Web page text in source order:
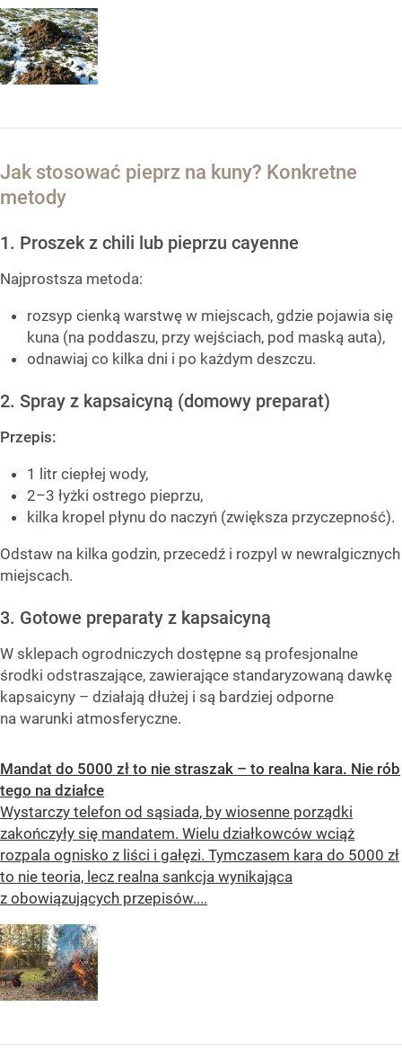
Jak stosować pieprz na kuny? Konkretne
metody
1. Proszek z chili lub pieprzu cayenne
Najprostsza metoda:
rozsyp cienką warstwę w miejscach, gdzie pojawia się
kuna (na poddaszu, przy wejściach, pod maską auta),
odnawiaj co kilka dni i po każdym deszczu.
2. Spray z kapsaicyną (domowy preparat)
Przepis:
1 litr ciepłej wody,
2–3 łyżki ostrego pieprzu,
kilka kropel płynu do naczyń (zwiększa przyczepność).
Odstaw na kilka godzin, przecedź i rozpyl w newralgicznych
miejscach.
3. Gotowe preparaty z kapsaicyną
W sklepach ogrodniczych dostępne są profesjonalne
środki odstraszające, zawierające standaryzowaną dawkę
kapsaicyny – działają dłużej i są bardziej odporne
na warunki atmosferyczne.
Mandat do 5000 zł to nie straszak – to realna kara. Nie rób
tego na działce
Wystarczy telefon od sąsiada, by wiosenne porządki
zakończyły się mandatem. Wielu działkowców wciąż
rozpala ognisko z liści i gałęzi. Tymczasem kara do 5000 zł
to nie teoria, lecz realna sankcja wynikająca
z obowiązujących przepisów....